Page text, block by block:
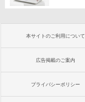
本サイトのご利用について
広告掲載のご案内
プライバシーポリシー